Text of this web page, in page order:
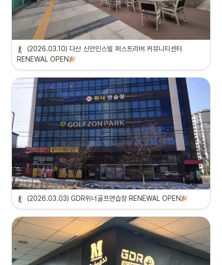
(2026.03.10) 다산 신안인스빌 퍼스트리버 커뮤니티센터
RENEWAL OPEN
(2026.03.03) GDR위너골프연습장 RENEWAL OPEN